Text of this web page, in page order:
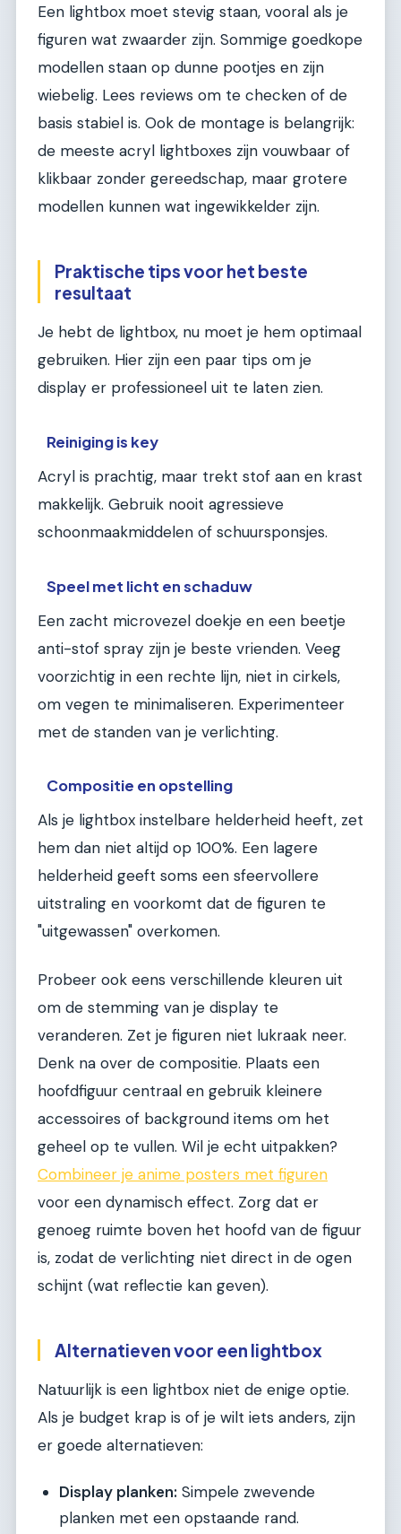
Een lightbox moet stevig staan, vooral als je
figuren wat zwaarder zijn. Sommige goedkope
modellen staan op dunne pootjes en zijn
wiebelig. Lees reviews om te checken of de
basis stabiel is. Ook de montage is belangrijk:
de meeste acryl lightboxes zijn vouwbaar of
klikbaar zonder gereedschap, maar grotere
modellen kunnen wat ingewikkelder zijn.
Praktische tips voor het beste
resultaat
Je hebt de lightbox, nu moet je hem optimaal
gebruiken. Hier zijn een paar tips om je
display er professioneel uit te laten zien.
Reiniging is key
Acryl is prachtig, maar trekt stof aan en krast
makkelijk. Gebruik nooit agressieve
schoonmaakmiddelen of schuursponsjes.
Speel met licht en schaduw
Een zacht microvezel doekje en een beetje
anti-stof spray zijn je beste vrienden. Veeg
voorzichtig in een rechte lijn, niet in cirkels,
om vegen te minimaliseren. Experimenteer
met de standen van je verlichting.
Compositie en opstelling
Als je lightbox instelbare helderheid heeft, zet
hem dan niet altijd op 100%. Een lagere
helderheid geeft soms een sfeervollere
uitstraling en voorkomt dat de figuren te
"uitgewassen" overkomen.
Probeer ook eens verschillende kleuren uit
om de stemming van je display te
veranderen. Zet je figuren niet lukraak neer.
Denk na over de compositie. Plaats een
hoofdfiguur centraal en gebruik kleinere
accessoires of background items om het
geheel op te vullen. Wil je echt uitpakken?
Combineer je anime posters met figuren
voor een dynamisch effect. Zorg dat er
genoeg ruimte boven het hoofd van de figuur
is, zodat de verlichting niet direct in de ogen
schijnt (wat reflectie kan geven).
Alternatieven voor een lightbox
Natuurlijk is een lightbox niet de enige optie.
Als je budget krap is of je wilt iets anders, zijn
er goede alternatieven:
Display planken: Simpele zwevende
planken met een opstaande rand.